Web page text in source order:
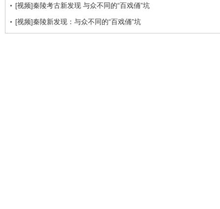
[视频]秦陵考古新发现 与众不同的“百戏俑”坑
[视频]秦陵新发现：与众不同的“百戏俑”坑